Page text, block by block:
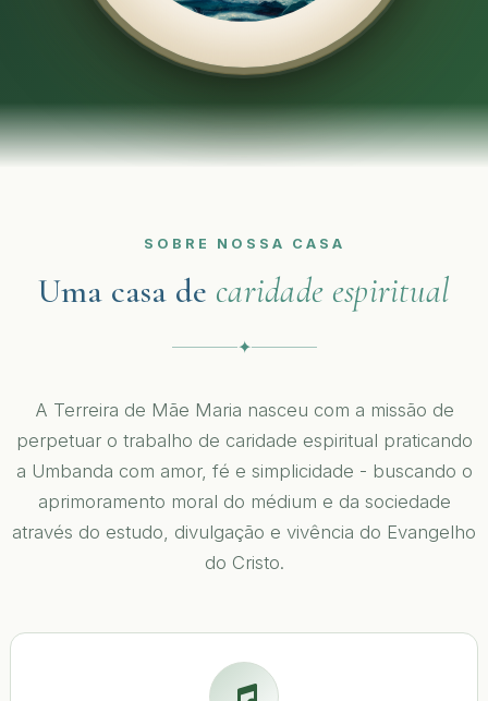
SOBRE NOSSA CASA
Uma casa de caridade espiritual
✦
A Terreira de Mãe Maria nasceu com a missão de
perpetuar o trabalho de caridade espiritual praticando
a Umbanda com amor, fé e simplicidade - buscando o
aprimoramento moral do médium e da sociedade
através do estudo, divulgação e vivência do Evangelho
do Cristo.